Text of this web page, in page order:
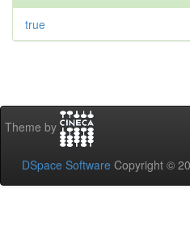
true
Theme by
DSpace Software Copyright ©